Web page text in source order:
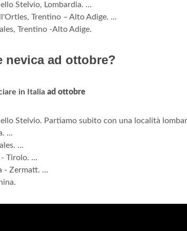
Stelvio, Lombardia. ...
Trentino – Alto Adige. ...
Trentino -Alto Adige.
nevica ad ottobre?
in Italia ad ottobre
Stelvio. Partiamo subito con una località
...
...
Tirolo. ...
- Zermatt. ...